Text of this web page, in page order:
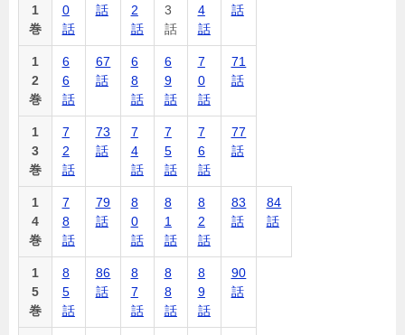
1
巻
0
話
話
2
話
3
話
4
話
話
1
2
巻
6
6
話
67
話
6
8
話
6
9
話
7
0
話
71
話
1
3
巻
7
2
話
73
話
7
4
話
7
5
話
7
6
話
77
話
1
4
巻
7
8
話
79
話
8
0
話
8
1
話
8
2
話
83
話
84
話
1
5
巻
8
5
話
86
話
8
7
話
8
8
話
8
9
話
90
話